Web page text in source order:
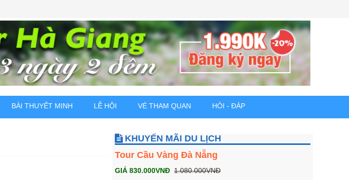
BÀI THUYẾT MINH LỄ HỘI VÉ THAM QUAN HỎI - ĐÁP
KHUYẾN MÃI DU LỊCH
Tour Cầu Vàng Đà Nẵng
GIÁ 830.000VNĐ 1.080.000VNĐ